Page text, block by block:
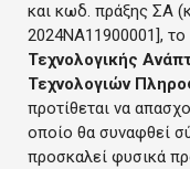
και κωδ. πράξης ΣΑ
2024ΝΑ11900001], το
Τεχνολογικής
Τεχνολογιών
προτίθεται να
οποίο θα συναφθεί
προσκαλεί φυσικά